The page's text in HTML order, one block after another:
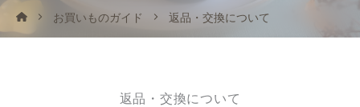
お買いものガイド 返品・交換について
返品・交換について